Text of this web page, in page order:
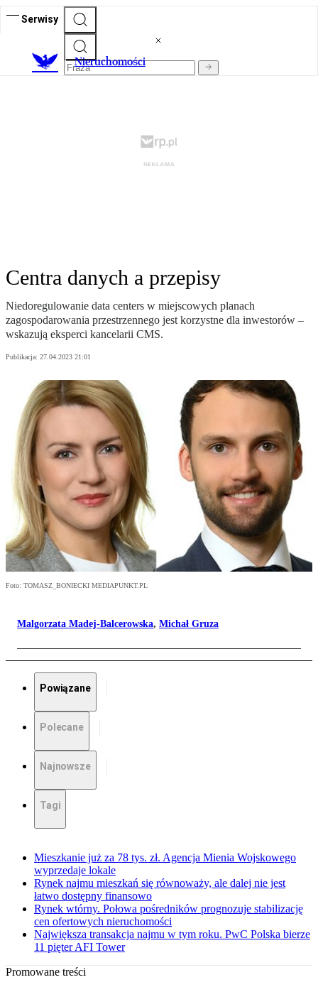
Serwisy
Nieruchomości
Centra danych a przepisy
Niedoregulowanie data centers w miejscowych planach
zagospodarowania przestrzennego jest korzystne dla inwestorów –
wskazują eksperci kancelarii CMS.
Publikacja: 27.04.2023 21:01
Foto: TOMASZ_BONIECKI MEDIAPUNKT.PL
Malgorzata Madej-Balcerowska, Michał Gruza
Powiązane
Polecane
Najnowsze
Tagi
Mieszkanie już za 78 tys. zł. Agencja Mienia Wojskowego
wyprzedaje lokale
Rynek najmu mieszkań się równoważy, ale dalej nie jest
łatwo dostępny finansowo
Rynek wtórny. Połowa pośredników prognozuje stabilizację
cen ofertowych nieruchomości
Największa transakcja najmu w tym roku. PwC Polska bierze
11 pięter AFI Tower
Promowane treści